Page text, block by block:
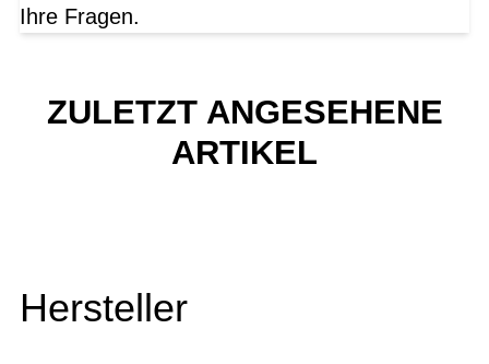
Ihre Fragen.
ZULETZT ANGESEHENE
ARTIKEL
Hersteller